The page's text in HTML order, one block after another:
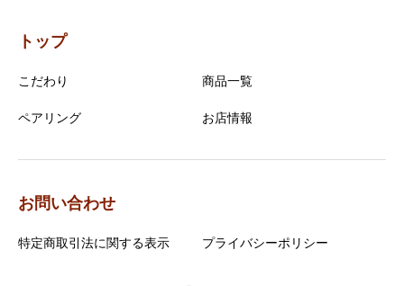
トップ
こだわり 商品一覧
ペアリング お店情報
お問い合わせ
特定商取引法に関する表示 プライバシーポリシー